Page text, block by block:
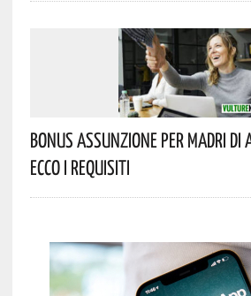
Bonus Assunzione Per Madri Di
Ecco I Requisiti